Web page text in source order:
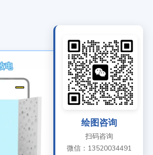
绘图咨询
扫码咨询
微信：13520034491